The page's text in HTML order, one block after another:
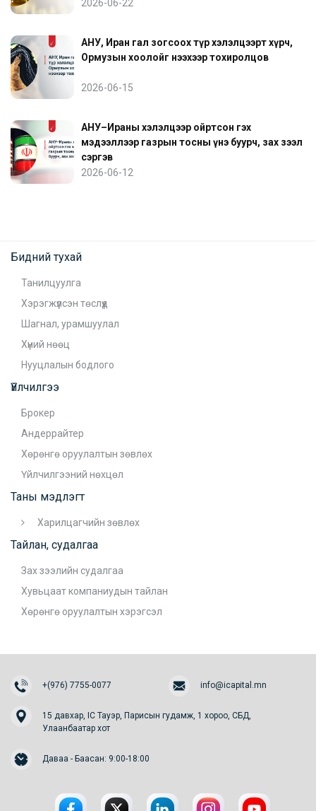
2026-06-22
АНУ, Иран гал зогсоох түр хэлэлцээрт хүрч,
Ормузын хоолойг нээхээр тохиролцов
2026-06-15
АНУ–Ираны хэлэлцээр ойртсон гэх
мэдээллээр газрын тосны үнэ буурч, зах зээл
сэргэв
2026-06-12
Бидний тухай
Танилцуулга
Хэрэгжүүлсэн төслүүд
Шагнал, урамшуулал
Хүний нөөц
Нууцлалын бодлого
Үйлчилгээ
Брокер
Андеррайтер
Хөрөнгө оруулалтын зөвлөх
Үйлчилгээний нөхцөл
Таны мэдлэгт
Харилцагчийн зөвлөх
Тайлан, судалгаа
Зах зээлийн судалгаа
Хувьцаат компаниудын тайлан
Хөрөнгө оруулалтын хэрэгсэл
+(976) 7755-0077 info@icapital.mn
15 давхар, IC Тауэр, Парисын гудамж, 1 хороо, СБД,
Улаанбаатар хот
Даваа - Баасан: 9:00-18:00